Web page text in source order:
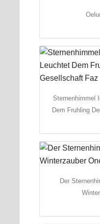
Sternenhimmel
Dem Fruhling
Der